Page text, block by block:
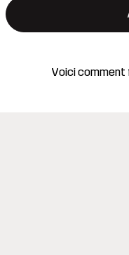
Voici comment